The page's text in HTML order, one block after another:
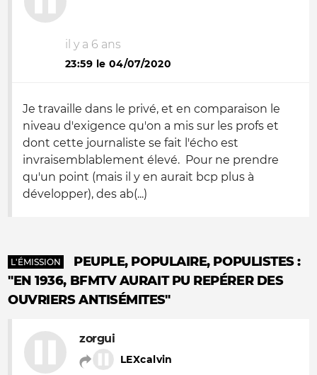
il y a 6 ans
23:59 le 04/07/2020
Je travaille dans le privé, et en comparaison le
niveau d'exigence qu'on a mis sur les profs et
dont cette journaliste se fait l'écho est
invraisemblablement élevé. Pour ne prendre
qu'un point (mais il y en aurait bcp plus à
développer), des ab(...)
L'ÉMISSION
PEUPLE, POPULAIRE, POPULISTES :
"EN 1936, BFMTV AURAIT PU REPÉRER DES
OUVRIERS ANTISÉMITES"
zorgui
LEXcalvin